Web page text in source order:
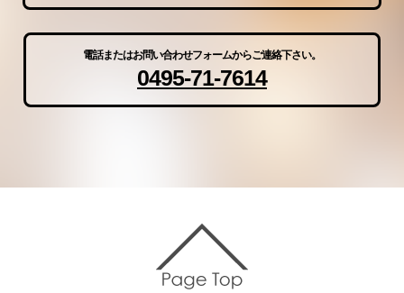
電話またはお問い合わせフォームからご連絡下さい。
0495-71-7614